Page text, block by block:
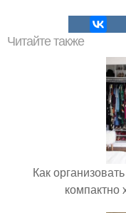
Читайте также
Как